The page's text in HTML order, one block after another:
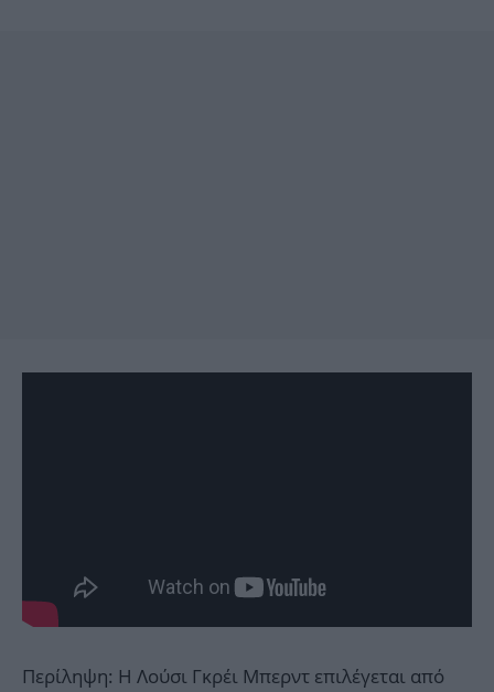
Περίληψη: Η Λούσι Γκρέι Μπερντ επιλέγεται από